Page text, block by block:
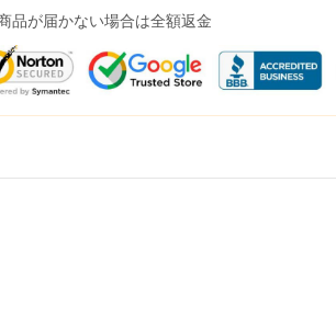
品が届かない場合は全額返金